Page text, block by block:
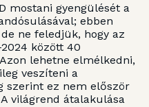
mostani gyengülését a
ebben
ne feledjük, hogy az
között 40
lehetne elmélkedni,
veszíteni a
szerint ez nem először
világrend átalakulása